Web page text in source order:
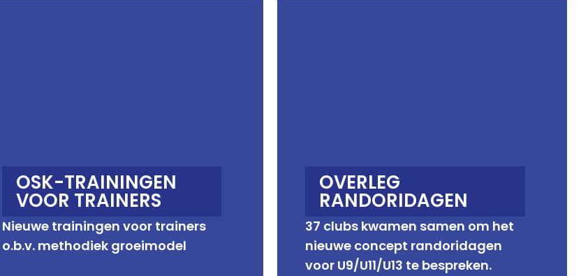
OSK-TRAININGEN
VOOR TRAINERS
Nieuwe trainingen voor trainers
o.b.v. methodiek groeimodel
OVERLEG
RANDORIDAGEN
37 clubs kwamen samen om het
nieuwe concept randoridagen
voor U9/U11/U13 te bespreken.